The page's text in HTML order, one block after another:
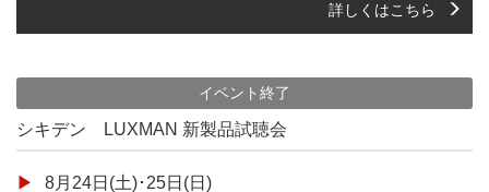
詳しくはこちら
イベント終了
シキデン LUXMAN 新製品試聴会
8月24日(土)･25日(日)